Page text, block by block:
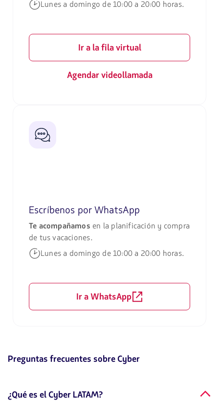
Lunes a domingo de 10:00 a 20:00 horas.
Ir a la fila virtual
Agendar videollamada
Escríbenos por WhatsApp
Te acompañamos en la planificación y compra
de tus vacaciones.
Lunes a domingo de 10:00 a 20:00 horas.
Ir a WhatsApp
Preguntas frecuentes sobre Cyber
¿Qué es el Cyber LATAM?